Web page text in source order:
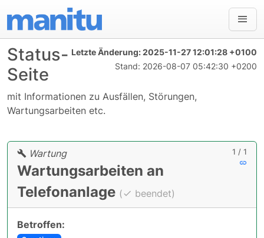
Letzte Änderung:2025-11-27 12:01:28 +0100
Stand: 2026-08-07 05:42:30 +0200
Status-
Seite
mit Informationen zu Ausfällen, Störungen,
Wartungsarbeiten etc.
1 / 1
Wartung
Wartungsarbeiten an
Telefonanlage ( beendet)
Betroffen: